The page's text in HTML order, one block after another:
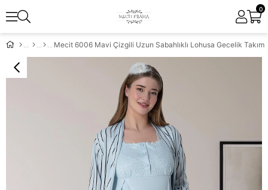
0
Mecit 6006 Mavi Çizgili Uzun Sabahlıklı Lohusa Gecelik Takım